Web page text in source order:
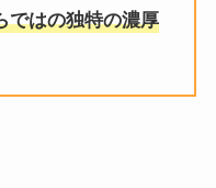
ではの独特の濃厚